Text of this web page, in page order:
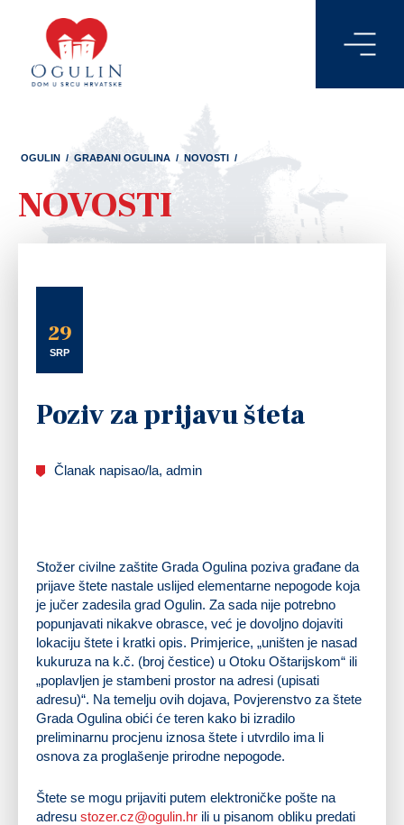
OGULIN / GRAĐANI OGULINA / NOVOSTI /
NOVOSTI
29
SRP
Poziv za prijavu šteta
Članak napisao/la, admin
Stožer civilne zaštite Grada Ogulina poziva građane da
prijave štete nastale uslijed elementarne nepogode koja
je jučer zadesila grad Ogulin. Za sada nije potrebno
popunjavati nikakve obrasce, već je dovoljno dojaviti
lokaciju štete i kratki opis. Primjerice, „uništen je nasad
kukuruza na k.č. (broj čestice) u Otoku Oštarijskom“ ili
„poplavljen je stambeni prostor na adresi (upisati
adresu)“. Na temelju ovih dojava, Povjerenstvo za štete
Grada Ogulina obići će teren kako bi izradilo
preliminarnu procjenu iznosa štete i utvrdilo ima li
osnova za proglašenje prirodne nepogode.
Štete se mogu prijaviti putem elektroničke pošte na
adresu stozer.cz@ogulin.hr ili u pisanom obliku predati